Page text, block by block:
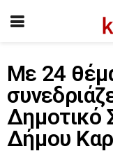
Με 24
Δημοτικό
Δήμου